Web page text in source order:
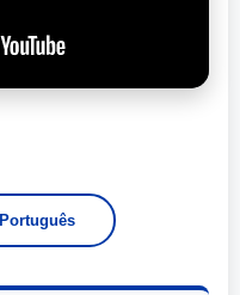
Português